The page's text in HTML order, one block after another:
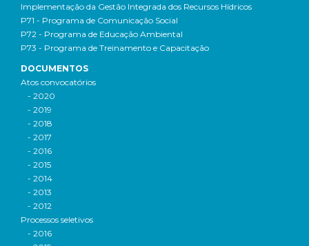
Implementação da Gestão Integrada dos Recursos Hídricos
P71 - Programa de Comunicação Social
P72 - Programa de Educação Ambiental
P73 - Programa de Treinamento e Capacitação
DOCUMENTOS
Atos convocatórios
- 2020
- 2019
- 2018
- 2017
- 2016
- 2015
- 2014
- 2013
- 2012
Processos seletivos
- 2016